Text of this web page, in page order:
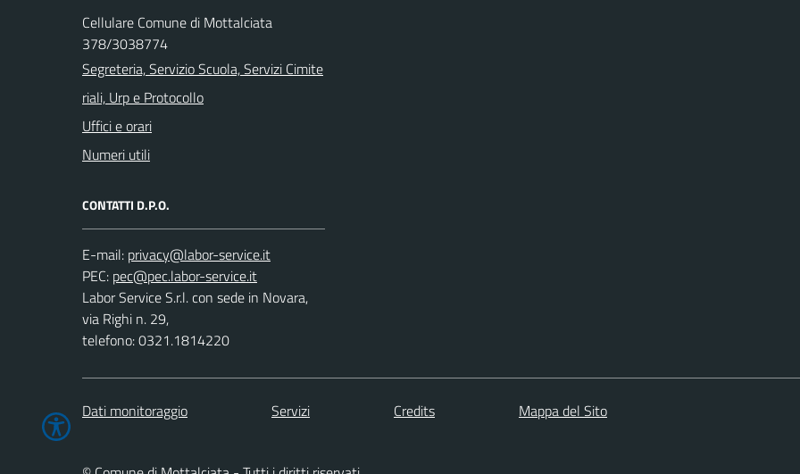
Cellulare Comune di Mottalciata
378/3038774
Segreteria, Servizio Scuola, Servizi Cimite
riali, Urp e Protocollo
Uffici e orari
Numeri utili
CONTATTI D.P.O.
E-mail:
PEC:
Labor Service S.r.l. con sede in Novara,
via Righi n. 29,
telefono: 0321.1814220
Dati monitoraggio Servizi Credits Mappa del Sito